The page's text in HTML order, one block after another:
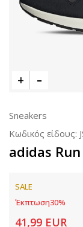
Sneakers
Κωδικός είδους:
adidas
SALE
Έκπτωση30%
41,99 EUR